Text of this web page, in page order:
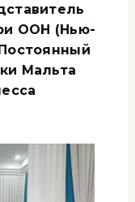
ООН (Нью-
Мальта